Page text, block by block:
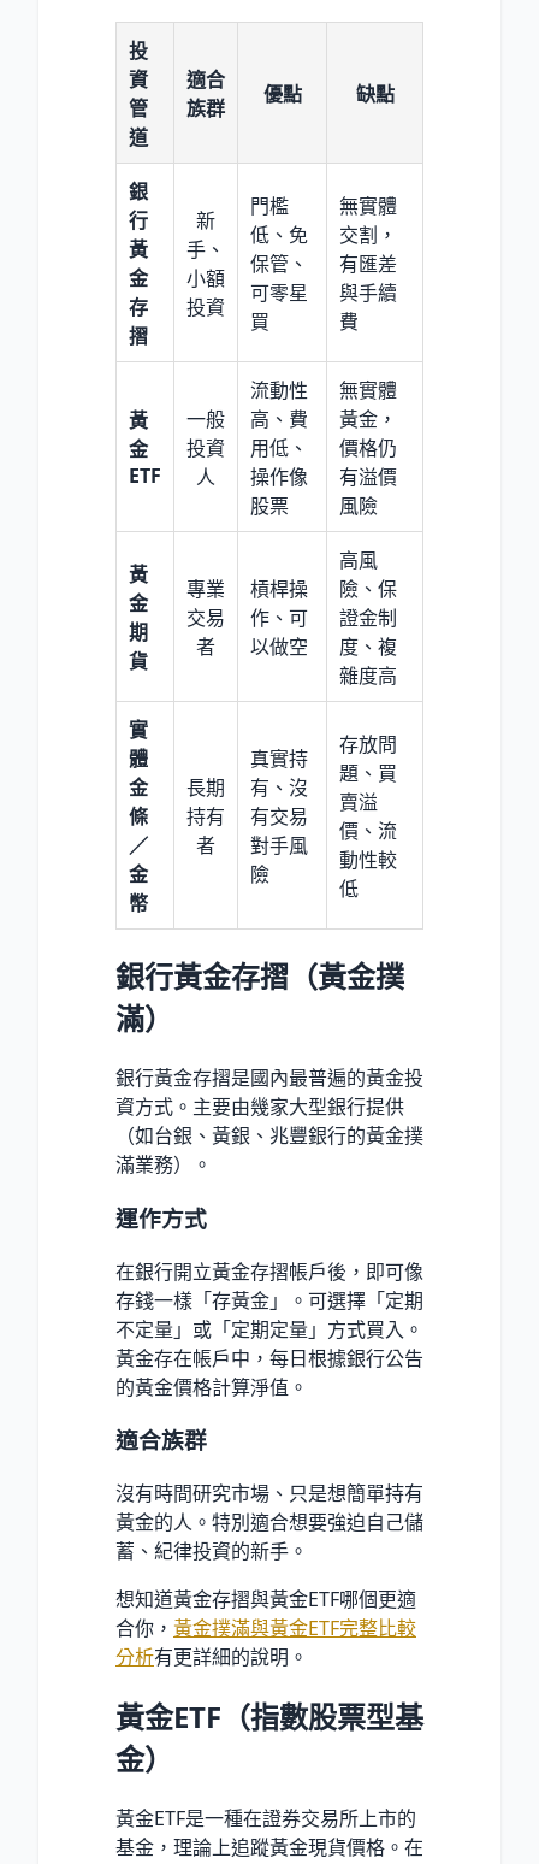
投
資
管
道
適合
族群
優點 缺點
銀
行
黃
金
存
摺
新
手、
小額
投資
門檻
低、免
保管、
可零星
買
無實體
交割，
有匯差
與手續
費
黃
金
ETF
一般
投資
人
流動性
高、費
用低、
操作像
股票
無實體
黃金，
價格仍
有溢價
風險
黃
金
期
貨
專業
交易
者
槓桿操
作、可
以做空
高風
險、保
證金制
度、複
雜度高
實
體
金
條
／
金
幣
長期
持有
者
真實持
有、沒
有交易
對手風
險
存放問
題、買
賣溢
價、流
動性較
低
銀行黃金存摺（黃金撲
滿）
銀行黃金存摺是國內最普遍的黃金投
資方式。主要由幾家大型銀行提供
（如台銀、黃銀、兆豐銀行的黃金撲
滿業務）。
運作方式
在銀行開立黃金存摺帳戶後，即可像
存錢一樣「存黃金」。可選擇「定期
不定量」或「定期定量」方式買入。
黃金存在帳戶中，每日根據銀行公告
的黃金價格計算淨值。
適合族群
沒有時間研究市場、只是想簡單持有
黃金的人。特別適合想要強迫自己儲
蓄、紀律投資的新手。
想知道黃金存摺與黃金ETF哪個更適
合你， 黃金撲滿與黃金ETF完整比較
分析有更詳細的說明。
黃金ETF（指數股票型基
金）
黃金ETF是一種在證券交易所上市的
基金，理論上追蹤黃金現貨價格。在